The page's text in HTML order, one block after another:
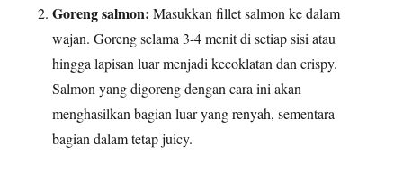
Goreng salmon: Masukkan fillet salmon ke dalam
wajan. Goreng selama 3-4 menit di setiap sisi atau
hingga lapisan luar menjadi kecoklatan dan crispy.
Salmon yang digoreng dengan cara ini akan
menghasilkan bagian luar yang renyah, sementara
bagian dalam tetap juicy.